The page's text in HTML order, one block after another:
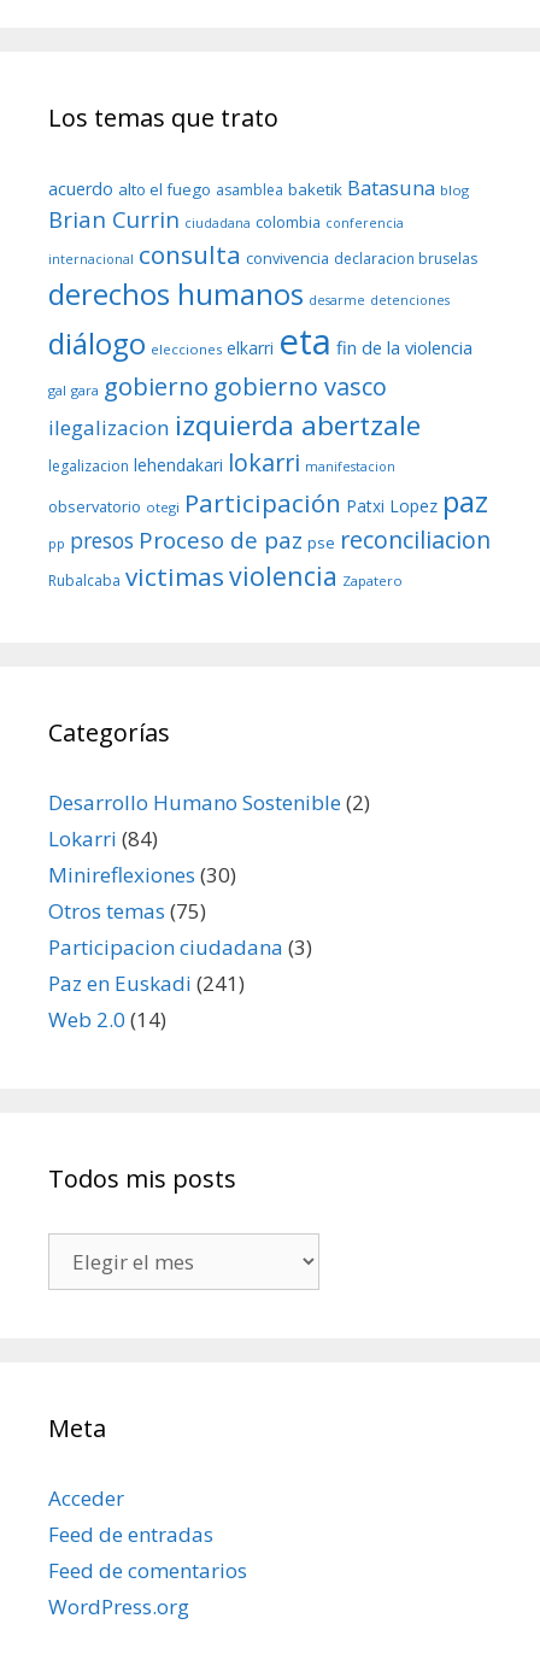
Los temas que trato
acuerdo alto el fuego asamblea baketik Batasuna blog
Brian Currin ciudadana colombia conferencia
internacional consulta convivencia declaracion bruselas
derechos humanos desarme detenciones
diálogo elecciones elkarri eta fin de la violencia
gal gara gobierno gobierno vasco
ilegalizacion izquierda abertzale
legalizacion lehendakari lokarri manifestacion
observatorio otegi Participación Patxi Lopez paz
pp presos Proceso de paz pse reconciliacion
Rubalcaba victimasviolencia Zapatero
Categorías
Desarrollo Humano Sostenible(2)
Lokarri (84)
Minireflexiones (30)
Otros temas (75)
Participacion ciudadana (3)
Paz en Euskadi (241)
Web 2.0 (14)
Todos mis posts
mis
Meta
Acceder
Feed de entradas
Feed de comentarios
WordPress.org